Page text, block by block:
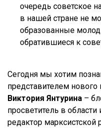
очередь советское
в нашей стране не
образованные
обратившиеся к
Сегодня мы хотим
представителем
Виктория Янтурина –
просветитель в
редактор марксистской